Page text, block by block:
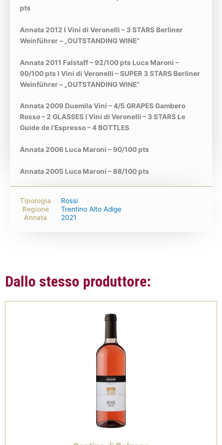
pts
Annata 2012 I Vini di Veronelli – 3 STARS Berliner
Weinführer – „OUTSTANDING WINE“
Annata 2011 Falstaff – 92/100 pts Luca Maroni –
90/100 pts I Vini di Veronelli – SUPER 3 STARS Berliner
Weinführer – „OUTSTANDING WINE“
Annata 2009 Duemila Vini – 4/5 GRAPES Gambero
Rosso – 2 GLASSES I Vini di Veronelli – 3 STARS Le
Guide de l’Espresso – 4 BOTTLES
Annata 2006 Luca Maroni – 90/100 pts
Annata 2005 Luca Maroni – 88/100 pts
Tipologia
Rossi
Regione
Trentino Alto Adige
Annata
2021
Dallo stesso produttore: